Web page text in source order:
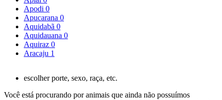
Apodi 0
Apucarana 0
Aquidabã 0
Aquidauana 0
Aquiraz 0
Aracaju 1
escolher porte, sexo, raça, etc.
Você está procurando por animais que ainda não possuímos